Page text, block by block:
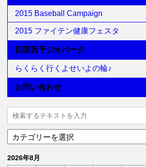
2015 Baseball Campaign
2015 ファイテン健康フェスタ
四国西予ジオパーク
らくらく行くよせいよの輪♪
お問い合わせ
2026年8月